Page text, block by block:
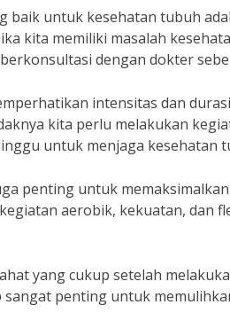
baik untuk kesehatan tubuh
kita memiliki masalah
dengan dokter
intensitas dan
kita perlu melakukan
untuk menjaga kesehatan
penting untuk
aerobik, kekuatan, dan
yang cukup setelah
penting untuk